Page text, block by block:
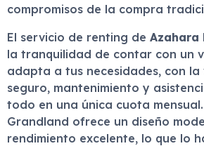
compromisos de la compra
El servicio de renting de Azahara
la tranquilidad de contar con un
adapta a tus necesidades, con
seguro, mantenimiento y
todo en una única cuota mensual.
Grandland ofrece un diseño
rendimiento excelente, lo que lo